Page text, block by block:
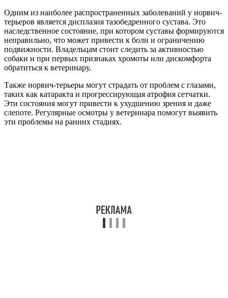
Одним из наиболее распространенных заболеваний у норвич-
терьеров является дисплазия тазобедренного сустава. Это
наследственное состояние, при котором суставы формируются
неправильно, что может привести к боли и ограничению
подвижности. Владельцам стоит следить за активностью
собаки и при первых признаках хромоты или дискомфорта
обратиться к ветеринару.
Также норвич-терьеры могут страдать от проблем с глазами,
таких как катаракта и прогрессирующая атрофия сетчатки.
Эти состояния могут привести к ухудшению зрения и даже
слепоте. Регулярные осмотры у ветеринара помогут выявить
эти проблемы на ранних стадиях.